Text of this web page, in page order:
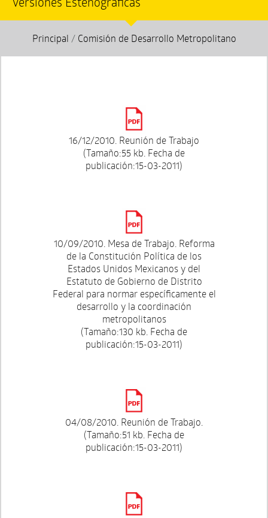
Principal / Comisión de Desarrollo Metropolitano
16/12/2010. Reunión de Trabajo
(Tamaño:55 kb. Fecha de
publicación:15-03-2011)
10/09/2010. Mesa de Trabajo. Reforma
de la Constitución Política de los
Estados Unidos Mexicanos y del
Estatuto de Gobierno de Distrito
Federal para normar específicamente el
desarrollo y la coordinación
metropolitanos
(Tamaño:130 kb. Fecha de
publicación:15-03-2011)
04/08/2010. Reunión de Trabajo.
(Tamaño:51 kb. Fecha de
publicación:15-03-2011)